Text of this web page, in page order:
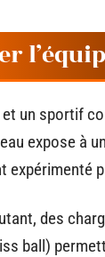
un sportif
expose à
expérimenté
des
ball)